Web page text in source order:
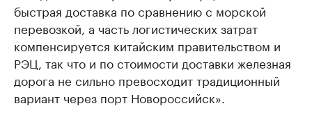
быстрая доставка по сравнению с морской
перевозкой, а часть логистических затрат
компенсируется китайским правительством и
РЭЦ, так что и по стоимости доставки железная
дорога не сильно превосходит традиционный
вариант через порт Новороссийск».